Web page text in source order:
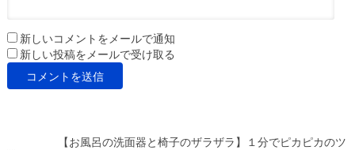
新しいコメントをメールで通知
新しい投稿をメールで受け取る
【お風呂の洗面器と椅子のザラザラ】１分でピカピカのツ